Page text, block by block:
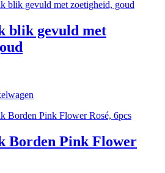
blik gevuld met
Borden Pink Flower